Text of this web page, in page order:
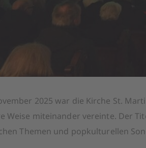
2025 war die Kirche St.
Weise miteinander vereinte. Der
Themen und popkulturellen